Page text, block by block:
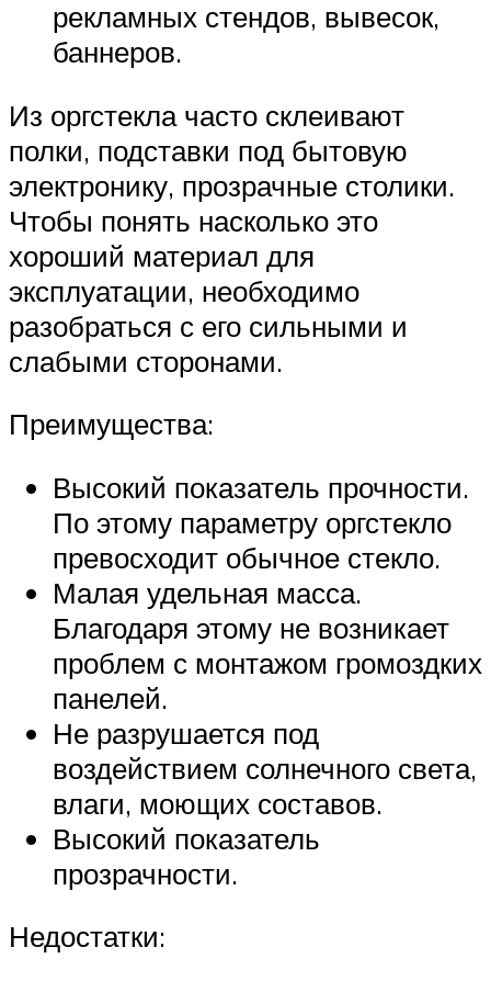
рекламных стендов, вывесок,
баннеров.
Из оргстекла часто склеивают
полки, подставки под бытовую
электронику, прозрачные столики.
Чтобы понять насколько это
хороший материал для
эксплуатации, необходимо
разобраться с его сильными и
слабыми сторонами.
Преимущества:
Высокий показатель прочности.
По этому параметру оргстекло
превосходит обычное стекло.
Малая удельная масса.
Благодаря этому не возникает
проблем с монтажом громоздких
панелей.
Не разрушается под
воздействием солнечного света,
влаги, моющих составов.
Высокий показатель
прозрачности.
Недостатки: